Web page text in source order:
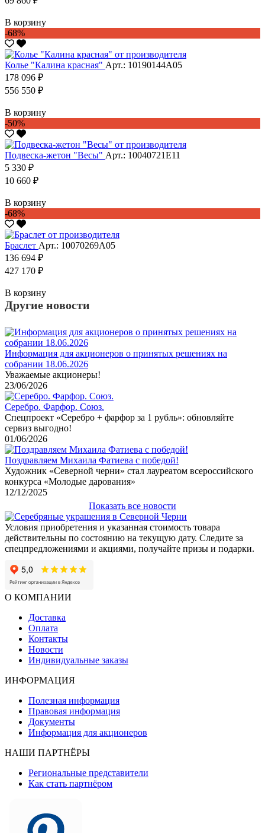
В корзину
-68%
Колье "Калина красная" Арт.: 10190144А05
178 096 ₽
556 550 ₽
В корзину
-50%
Подвеска-жетон "Весы" Арт.: 10040721Е11
5 330 ₽
10 660 ₽
В корзину
-68%
Браслет Арт.: 10070269А05
136 694 ₽
427 170 ₽
В корзину
Другие новости
Информация для акционеров о принятых решениях на
собрании 18.06.2026
Уважаемые акционеры!
23/06/2026
Серебро. Фарфор. Союз.
Спецпроект «Серебро + фарфор за 1 рубль»: обновляйте
сервиз выгодно!
01/06/2026
Поздравляем Михаила Фатиева c победой!
Художник «Северной черни» стал лауреатом всероссийского
конкурса «Молодые дарования»
12/12/2025
Показать все новости
Условия приобретения и указанная стоимость товара
действительны по состоянию на текущую дату. Следите за
спецпредложениями и акциями, получайте призы и подарки.
О КОМПАНИИ
Доставка
Оплата
Контакты
Новости
Индивидуальные заказы
ИНФОРМАЦИЯ
Полезная информация
Правовая информация
Документы
Информация для акционеров
НАШИ ПАРТНЁРЫ
Региональные представители
Как стать партнёром